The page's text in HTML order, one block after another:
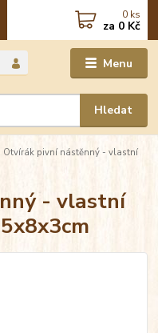
Menu
Hledat
0 ks
za 0 Kč
Otvírák pivní nástěnný - vlastní
- vlastní